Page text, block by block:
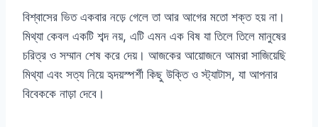
বিশ্বাসের ভিত একবার নড়ে গেলে তা আর আগের মতো শক্ত হয় না।
মিথ্যা কেবল একটি শব্দ নয়, এটি এমন এক বিষ যা তিলে তিলে মানুষের
চরিত্র ও সম্মান শেষ করে দেয়। আজকের আয়োজনে আমরা সাজিয়েছি
মিথ্যা এবং সত্য নিয়ে হৃদয়স্পর্শী কিছু উক্তি ও স্ট্যাটাস, যা আপনার
বিবেককে নাড়া দেবে।